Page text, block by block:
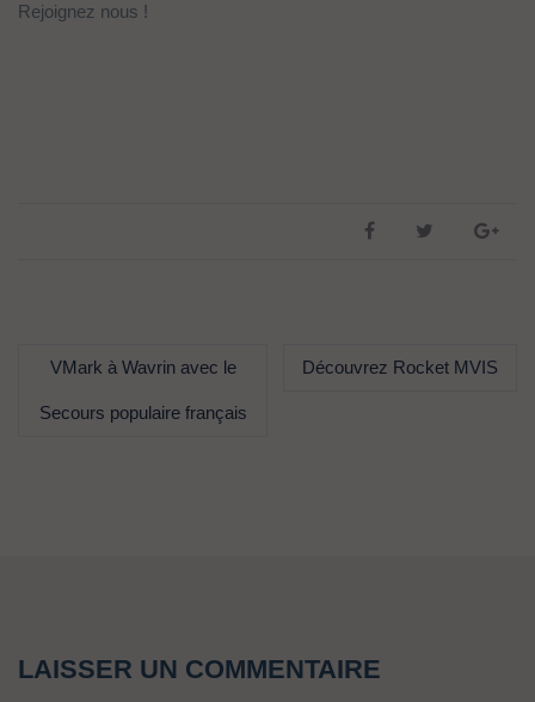
Rejoignez nous !
VMark à Wavrin avec le
Secours populaire français
Découvrez Rocket MVIS
LAISSER UN COMMENTAIRE